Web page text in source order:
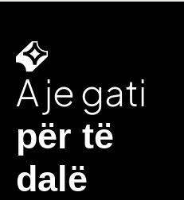
A je gati
për të
dalë